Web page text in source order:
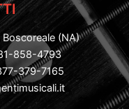
(NA)
858-4793
379-7165